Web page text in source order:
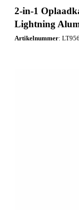
TOP 50
2-in-1
Lightning
Artikelnummer: